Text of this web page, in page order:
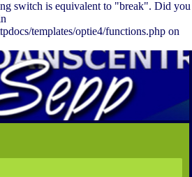
switch is equivalent to "break". Did you
templates/optie4/functions.php on